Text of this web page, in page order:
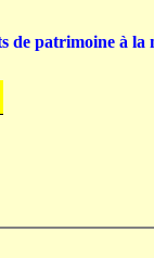
de patrimoine à la